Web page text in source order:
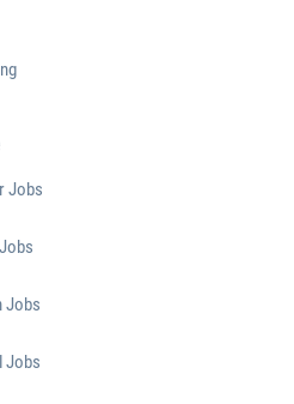
Jobs
Jobs
Jobs